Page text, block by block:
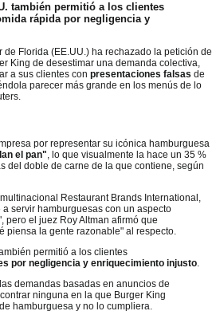
también permitió a los clientes
rápida por negligencia y
de Florida (EE.UU.) ha rechazado la petición de
King de desestimar una demanda colectiva,
a sus clientes con presentaciones falsas de
parecer más grande en los menús de lo
por representar su icónica hamburguesa
el pan", lo que visualmente la hace un 35 %
del doble de carne de la que contiene, según
Restaurant BrandsInternational,
servir hamburguesas con un aspecto
pero el juez Roy Altman afirmó que
piensa la gente razonable" al respecto.
permitió a los clientes
por negligencia y enriquecimiento injusto.
demandas basadas en anuncios de
ninguna en la que Burger King
hamburguesa y no lo cumpliera.